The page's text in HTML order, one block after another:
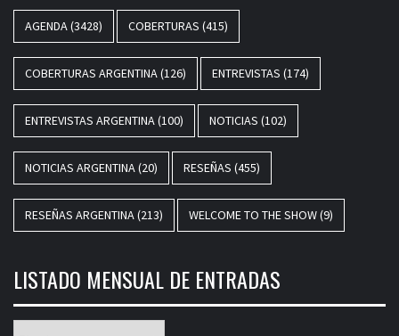
AGENDA(3428) COBERTURAS (415)
COBERTURAS ARGENTINA(126) ENTREVISTAS (174)
ENTREVISTAS ARGENTINA(100) NOTICIAS (102)
NOTICIAS ARGENTINA(20) RESEÑAS (455)
RESEÑAS ARGENTINA(213) WELCOME TO THE SHOW(9)
LISTADO MENSUAL DE ENTRADAS